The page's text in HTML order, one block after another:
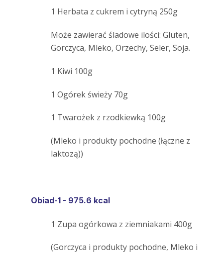
1 Herbata z cukrem i cytryną 250g
Może zawierać śladowe ilości: Gluten,
Gorczyca, Mleko, Orzechy, Seler, Soja.
1 Kiwi 100g
1 Ogórek świeży 70g
1 Twarożek z rzodkiewką 100g
(Mleko i produkty pochodne (łączne z
laktozą))
Obiad-1 - 975.6 kcal
1 Zupa ogórkowa z ziemniakami 400g
(Gorczyca i produkty pochodne, Mleko i